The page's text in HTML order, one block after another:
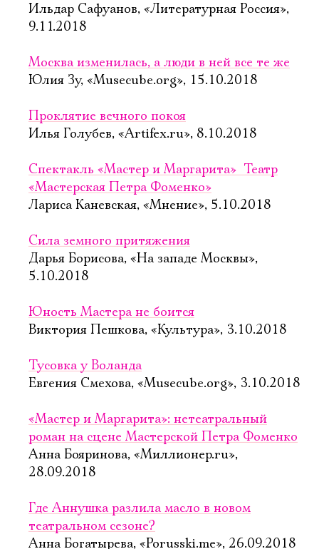
Ильдар Сафуанов, «Литературная Россия»,
9.11.2018
Москва изменилась, а люди в ней все те же
Юлия Зу, «Musecube.org», 15.10.2018
Проклятие вечного покоя
Илья Голубев, «Artifex.ru», 8.10.2018
Спектакль «Мастер и Маргарита»  Театр
«Мастерская Петра Фоменко»
Лариса Каневская, «Мнение», 5.10.2018
Сила земного притяжения
Дарья Борисова, «На западе Москвы»,
5.10.2018
Юность Мастера не боится
Виктория Пешкова, «Культура», 3.10.2018
Тусовка у Воланда
Евгения Смехова, «Musecube.org», 3.10.2018
«Мастер и Маргарита»: нетеатральный
роман на сцене Мастерской Петра Фоменко
Анна Бояринова, «Миллионер.ru»,
28.09.2018
Где Аннушка разлила масло в новом
театральном сезоне?
Анна Богатырева, «Porusski.me», 26.09.2018